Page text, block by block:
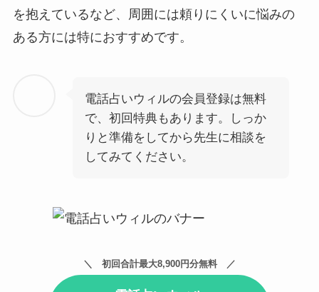
を抱えているなど、周囲には頼りにくいに悩みの
ある方には特におすすめです。
電話占いウィルの会員登録は無料
で、初回特典もあります。しっか
りと準備をしてから先生に相談を
してみてください。
初回合計最大8,900円分無料